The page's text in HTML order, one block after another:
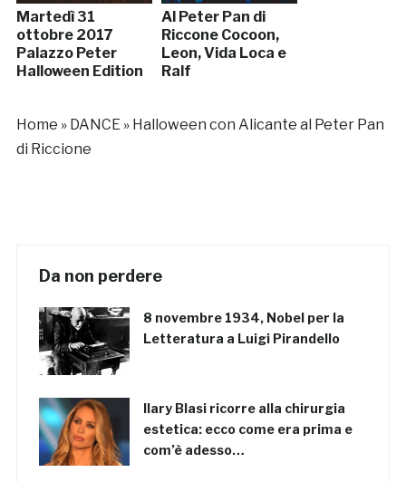
Martedì 31
ottobre 2017
Palazzo Peter
Halloween Edition
Al Peter Pan di
Riccone Cocoon,
Leon, Vida Loca e
Ralf
Home » DANCE» Halloween con Alicante al Peter Pan
di Riccione
Da non perdere
8 novembre 1934, Nobel per la
Letteratura a Luigi Pirandello
Ilary Blasi ricorre alla chirurgia
estetica: ecco come era prima e
com’è adesso…